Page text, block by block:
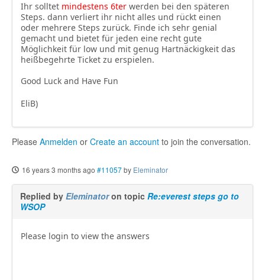
Ihr solltet mindestens 6ter werden bei den späteren
Steps. dann verliert ihr nicht alles und rückt einen
oder mehrere Steps zurück. Finde ich sehr genial
gemacht und bietet für jeden eine recht gute
Möglichkeit für low und mit genug Hartnäckigkeit das
heißbegehrte Ticket zu erspielen.
Good Luck and Have Fun
EliB)
Please Anmelden or Create an account to join the conversation.
16 years 3 months ago #11057by Eleminator
Replied by Eleminatoron topic Re:everest steps go to
WSOP
Please login to view the answers